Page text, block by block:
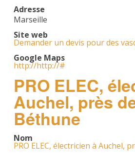
Adresse
Marseille
Site web
Demander un devis pour des
Google Maps
http://http://#
PRO ELEC,
Auchel, près
Béthune
Nom
PRO ELEC, électricien à Auchel,